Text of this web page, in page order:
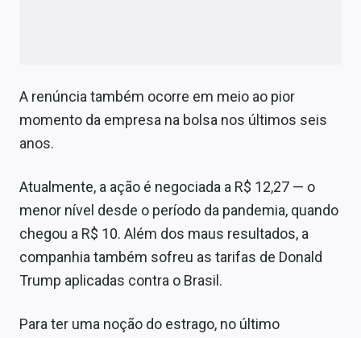
A renúncia também ocorre em meio ao pior
momento da empresa na bolsa nos últimos seis
anos.
Atualmente, a ação é negociada a R$ 12,27 — o
menor nível desde o período da pandemia, quando
chegou a R$ 10. Além dos maus resultados, a
companhia também sofreu as tarifas de Donald
Trump aplicadas contra o Brasil.
Para ter uma noção do estrago, no último